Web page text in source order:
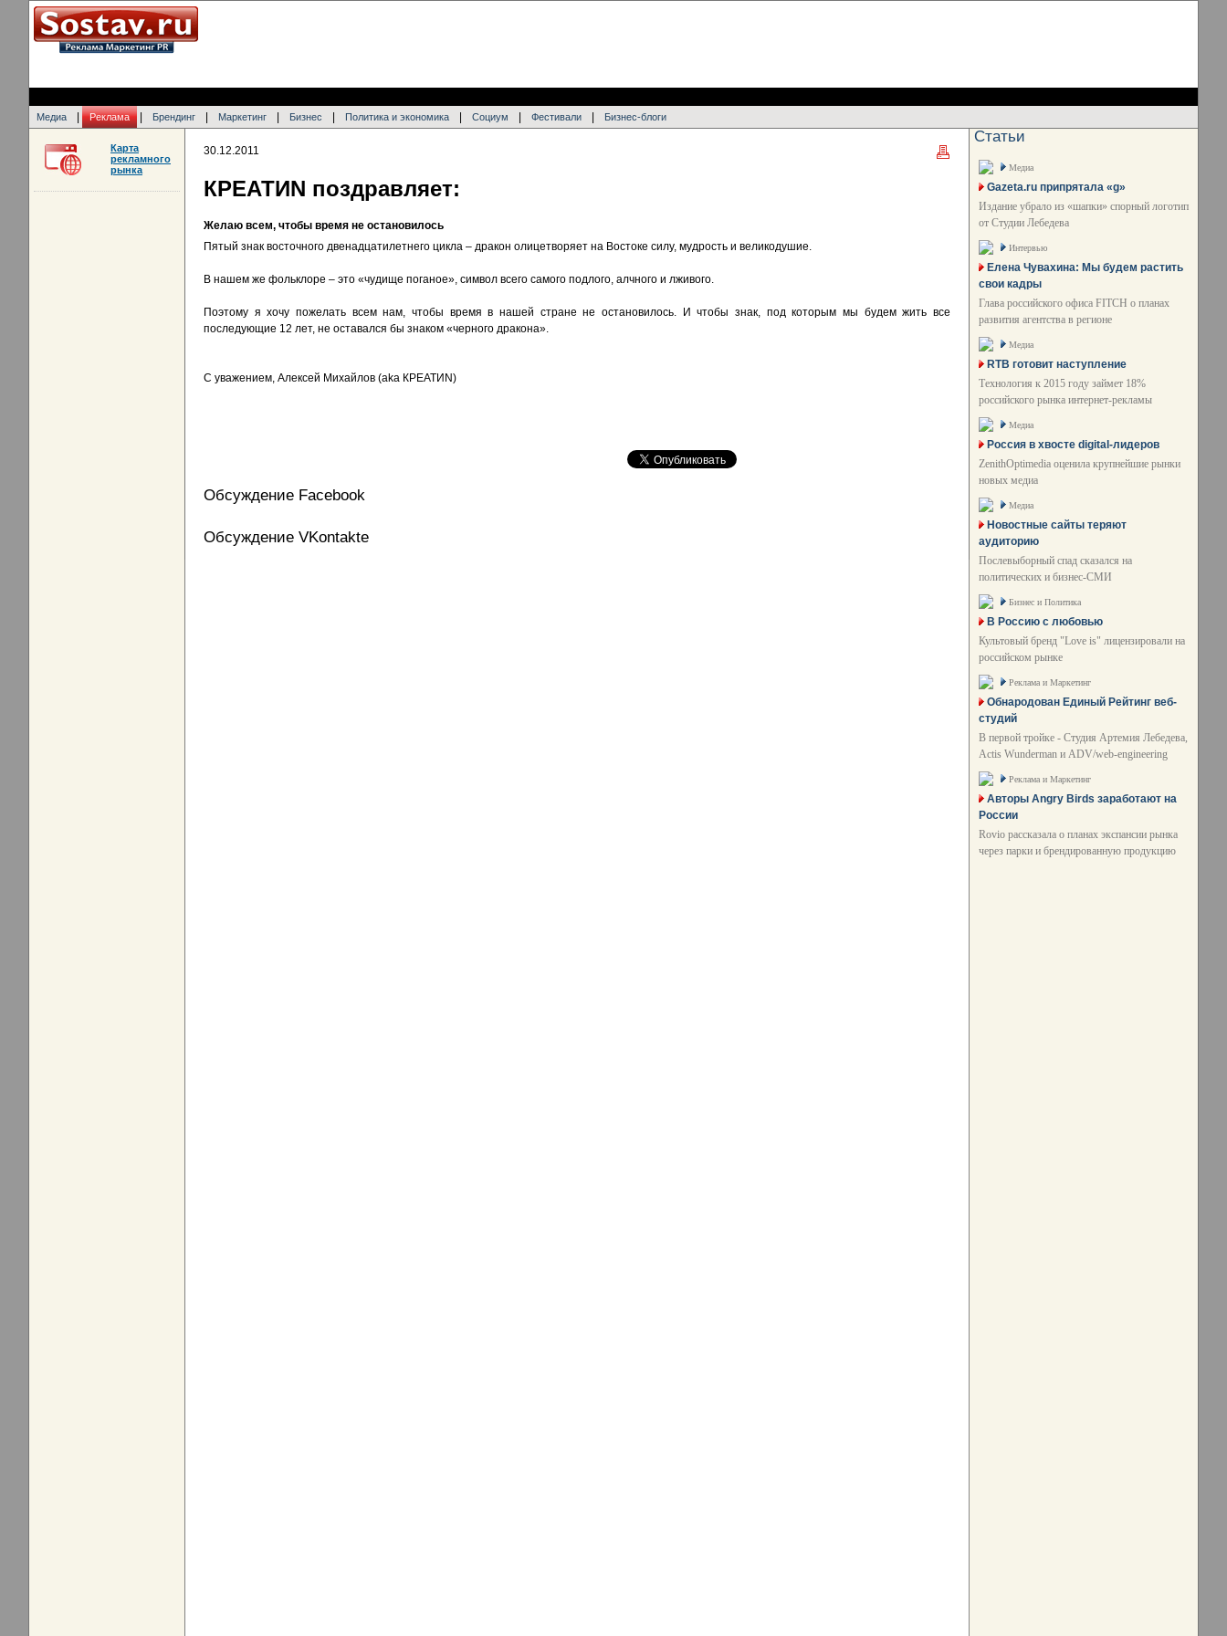
Медиа Реклама Брендинг Маркетинг Бизнес Политика и экономика Социум Фестивали Бизнес-блоги
30.12.2011
КРЕАТИN поздравляет:
Желаю всем, чтобы время не остановилось
Пятый знак восточного двенадцатилетнего цикла – дракон олицетворяет на Востоке силу, мудрость и великодушие.
В нашем же фольклоре – это «чудище поганое», символ всего самого подлого, алчного и лживого.
Поэтому я хочу пожелать всем нам, чтобы время в нашей стране не остановилось. И чтобы знак, под которым мы будем жить все
последующие 12 лет, не оставался бы знаком «черного дракона».
С уважением, Алексей Михайлов (aka КРЕАТИN)
Обсуждение Facebook
Обсуждение VKontakte
Карта
рекламного
рынка
Статьи
Медиа
Gazeta.ru припрятала «g»
Издание убрало из «шапки» спорный логотип
от Студии Лебедева
Интервью
Елена Чувахина: Мы будем растить
свои кадры
Глава российского офиса FITCH о планах
развития агентства в регионе
Медиа
RTB готовит наступление
Технология к 2015 году займет 18%
российского рынка интернет-рекламы
Медиа
Россия в хвосте digital-лидеров
ZenithOptimedia оценила крупнейшие рынки
новых медиа
Медиа
Новостные сайты теряют
аудиторию
Послевыборный спад сказался на
политических и бизнес-СМИ
Бизнес и Политика
В Россию с любовью
Культовый бренд "Love is" лицензировали на
российском рынке
Реклама и Маркетинг
Обнародован Единый Рейтинг веб-
студий
В первой тройке - Студия Артемия Лебедева,
Actis Wunderman и ADV/web-engineering
Реклама и Маркетинг
Авторы Angry Birds заработают на
России
Rovio рассказала о планах экспансии рынка
через парки и брендированную продукцию